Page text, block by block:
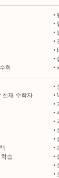
•
•
•
•
•
•
학 •
•
천재 수학자 •
•
•
•
•
•
•
습 •
•
•